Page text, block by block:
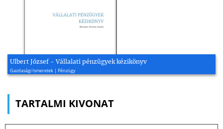
Ulbert József - Vállalati pénzügyek kézikönyv
Gazdasági Ismeretek | Pénzügy
TARTALMI KIVONAT